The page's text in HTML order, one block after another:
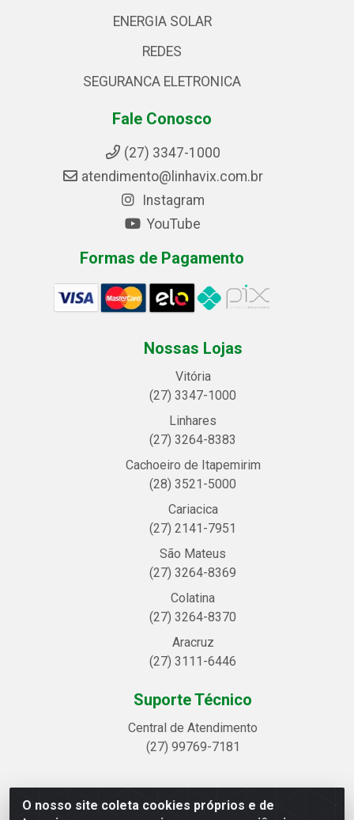
O nosso site coleta cookies próprios e de
ENERGIA SOLAR
REDES
SEGURANCA ELETRONICA
Fale Conosco
(27) 3347-1000
atendimento@linhavix.com.br
Instagram
YouTube
Formas de Pagamento
Nossas Lojas
Vitória
(27) 3347-1000
Linhares
(27) 3264-8383
Cachoeiro de Itapemirim
(28) 3521-5000
Cariacica
(27) 2141-7951
São Mateus
(27) 3264-8369
Colatina
(27) 3264-8370
Aracruz
(27) 3111-6446
Suporte Técnico
Central de Atendimento
(27) 99769-7181
Linhavix Distribuidora LTDA - Avenida Alegre, 2521 -